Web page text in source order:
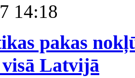
14:18
pakas
visā Latvijā